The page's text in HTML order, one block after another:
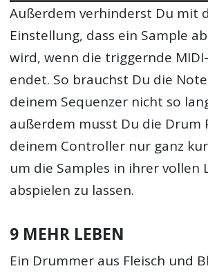
Außerdem verhinderst Du mit
Einstellung, dass ein Sample
wird, wenn die triggernde
endet. So brauchst Du die
deinem Sequenzer nicht so
außerdem musst Du die Drum
deinem Controller nur ganz
um die Samples in ihrer vollen
abspielen zu lassen.
9 MEHR LEBEN
Ein Drummer aus Fleisch und